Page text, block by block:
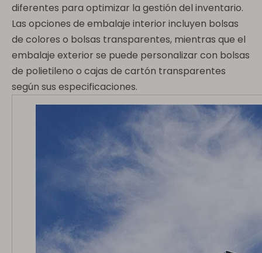
diferentes para optimizar la gestión del inventario.
Las opciones de embalaje interior incluyen bolsas
de colores o bolsas transparentes, mientras que el
embalaje exterior se puede personalizar con bolsas
de polietileno o cajas de cartón transparentes
según sus especificaciones.